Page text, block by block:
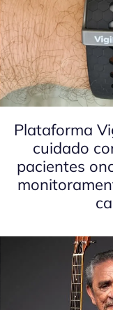
Plataforma
cuidado
pacientes